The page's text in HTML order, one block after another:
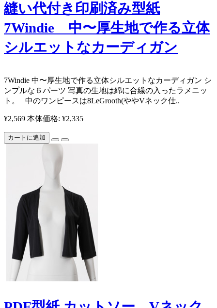
縫い代付き印刷済み型紙
7Windie 中〜厚生地で作る立体
シルエットなカーディガン
7Windie 中〜厚生地で作る立体シルエットなカーディガン シ
ンプルな６パーツ 写真の生地は綿に合繊の入ったラメニッ
ト。 中のワンピースは8LeGrooth(ややVネック仕..
¥2,569 本体価格: ¥2,335
カートに追加